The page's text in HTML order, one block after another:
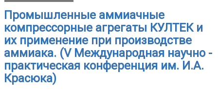
Промышленные аммиачные
компрессорные агрегаты КУЛТЕК и
их применение при производстве
аммиака. (V Международная научно -
практическая конференция им. И.А.
Красюка)